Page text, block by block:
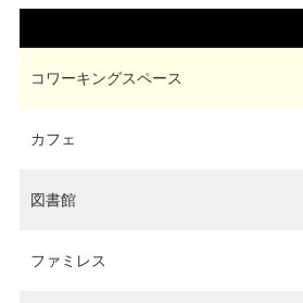
コワーキングスペース
カフェ
図書館
ファミレス